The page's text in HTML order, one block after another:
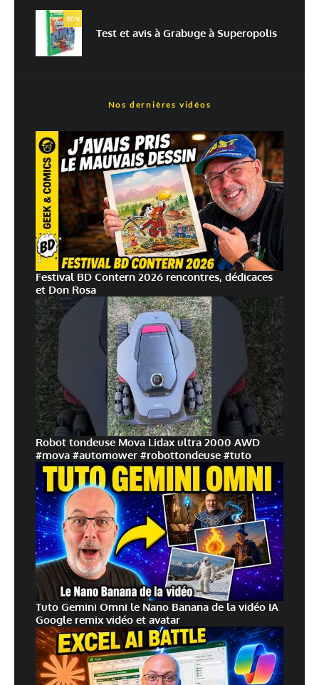
traitées
80%
Test et avis à Grabuge à Superopolis
Nos dernières vidéos
Festival BD Contern 2026 rencontres, dédicaces
et Don Rosa
Robot tondeuse Mova Lidax ultra 2000 AWD
#mova #automower #robottondeuse #tuto
Tuto Gemini Omni le Nano Banana de la vidéo IA
Google remix vidéo et avatar